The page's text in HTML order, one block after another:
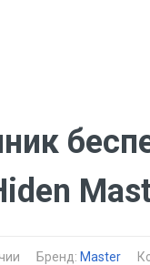
Бренд: Master